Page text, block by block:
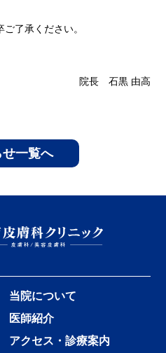
了承ください。
院長 石黒 由高
せ一覧へ
当院について
医師紹介
アクセス・診療案内